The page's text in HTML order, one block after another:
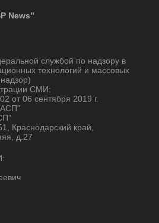
News”
службой по надзору в
технологий и массовых
СМИ:
от 06 сентября 2019 г.
Краснодарский край,
д.27